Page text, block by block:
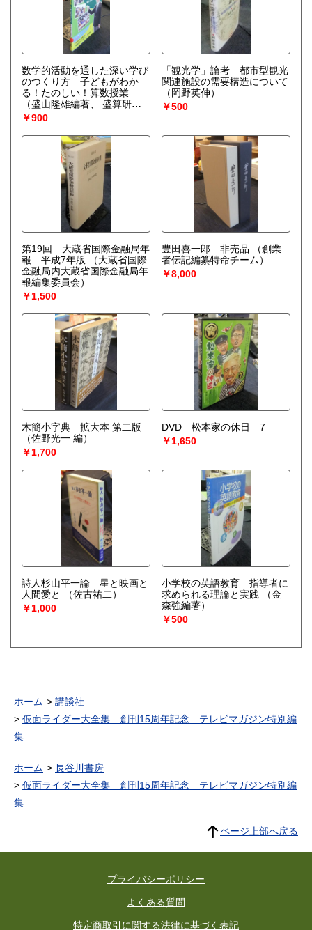
数学的活動を通した深い学び
のつくり方 子どもがわか
る！たのしい！算数授業
（盛山隆雄編著、 盛算研
著）
￥900
「観光学」論考 都市型観光
関連施設の需要構造について
（岡野英伸）
￥500
第19回 大蔵省国際金融局年
報 平成7年版
（大蔵省国際
金融局内大蔵省国際金融局年
報編集委員会）
￥1,500
豊田喜一郎 非売品
（創業
者伝記編纂特命チーム）
￥8,000
木簡小字典 拡大本 第二版
（佐野光一 編）
￥1,700
DVD 松本家の休日 7
￥1,650
詩人杉山平一論 星と映画と
人間愛と
（佐古祐二）
￥1,000
小学校の英語教育 指導者に
求められる理論と実践
（金
森強編著）
￥500
ホーム
講談社
仮面ライダー大全集 創刊15周年記念 テレビマガジン特別編
集
ホーム
長谷川書房
仮面ライダー大全集 創刊15周年記念 テレビマガジン特別編
集
ページ上部へ戻る
プライバシーポリシー
よくある質問
特定商取引に関する法律に基づく表記